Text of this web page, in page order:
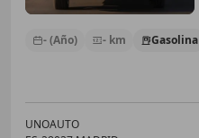
- (Año) - km Gasolina
UNOAUTO